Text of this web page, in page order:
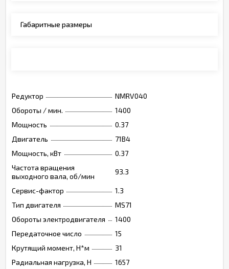
Габаритные размеры
Редуктор
NMRV040
Обороты / мин.
1400
Мощность
0.37
Двигатель
71B4
Мощность, кВт
0.37
Частота вращения
выходного вала, об/мин
93.3
Сервис-фактор
1.3
Тип двигателя
MS71
Обороты электродвигателя
1400
Передаточное число
15
Крутящий момент, Н*м
31
Радиальная нагрузка, Н
1657